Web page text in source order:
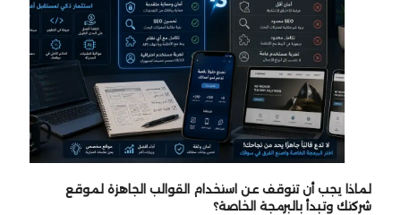
لماذا يجب أن تتوقف عن استخدام القوالب الجاهزة لموقع
شركتك وتبدأ بالبرمجة الخاصة؟